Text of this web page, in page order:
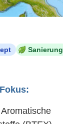
Sanierung